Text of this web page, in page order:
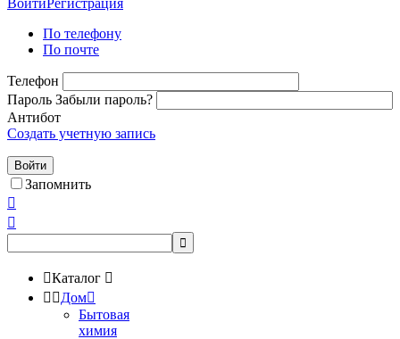
ВойтиРегистрация
По телефону
По почте
Телефон
Пароль Забыли пароль?
Антибот
Создать учетную запись
Войти
Запомнить



Каталог 
 Дом
Бытовая
химия